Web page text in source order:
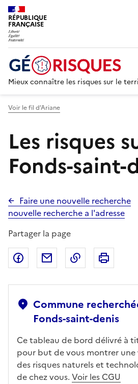
RÉPUBLIQUE
FRANÇAISE
Mieux connaître les risques sur le
Voir le fil d’Ariane
Les risques
Fonds-saint-
Faire une nouvelle recherche
nouvelle recherche a l'adresse
Partager la page
Partager sur Facebook
Partager par email
Copier dans
Commune
Fonds-saint-denis
Ce tableau de bord délivré à
pour but de vous montrer une
des risques naturels et
de chez vous. Voir les CGU